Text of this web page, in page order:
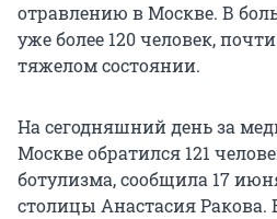
отравлению в Москве. В
уже более 120 человек,
тяжелом состоянии.
На сегодняшний день за
Москве обратился 121
ботулизма, сообщила 17
столицы Анастасия